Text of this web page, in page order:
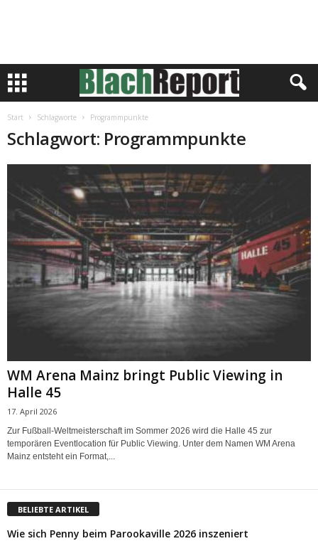
Start Schlagworte Programmpunkte
Schlagwort: Programmpunkte
WM Arena Mainz bringt Public Viewing in
Halle 45
17. April 2026
Zur Fußball-Weltmeisterschaft im Sommer 2026 wird die Halle 45 zur
temporären Eventlocation für Public Viewing. Unter dem Namen WM Arena
Mainz entsteht ein Format,...
BELIEBTE ARTIKEL
Wie sich Penny beim Parookaville 2026 inszeniert